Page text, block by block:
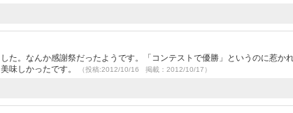
た。なんか感謝祭だったようです。「コンテストで優勝」というのに惹か
味しかったです。
（投稿:2012/10/16 掲載：2012/10/17）